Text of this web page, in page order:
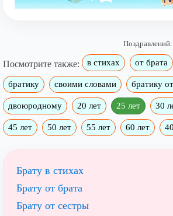
Посмотрите также: в стихах от брата
братику своими словами братику
двоюродному 20 лет 25 лет 30
45 лет 50 лет 55 лет 60 лет
Брату в стихах
Брату от брата
Брату от сестры